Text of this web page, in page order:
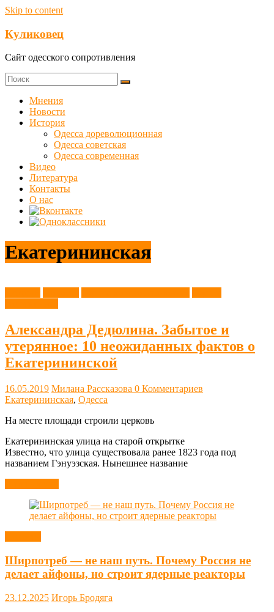
Skip to content
Куликовец
Сайт одесского сопротивления
Мнения
Новости
История
Одесса дореволюционная
Одесса советская
Одесса современная
Видео
Литература
Контакты
О нас
Екатерининская
Александра Дедюлина. Забытое и
утерянное: 10 неожиданных фактов о
Екатерининской
16.05.2019 Милана Рассказова 0 Комментариев
Екатерининская, Одесса
На месте площади строили церковь
Екатерининская улица на старой открытке
Известно, что улица существовала ранее 1823 года под
названием Гэнуэзская. Нынешнее название
Ширпотреб — не наш путь. Почему Россия не
делает айфоны, но строит ядерные реакторы
23.12.2025 Игорь Бродяга